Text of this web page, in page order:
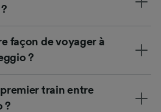
façon de voyager à
?
train entre
?